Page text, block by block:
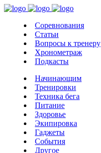
Соревнования
Статьи
Вопросы к тренеру
Хронометраж
Подкасты
Начинающим
Тренировки
Техника бега
Питание
Здоровье
Экипировка
Гаджеты
События
Другое